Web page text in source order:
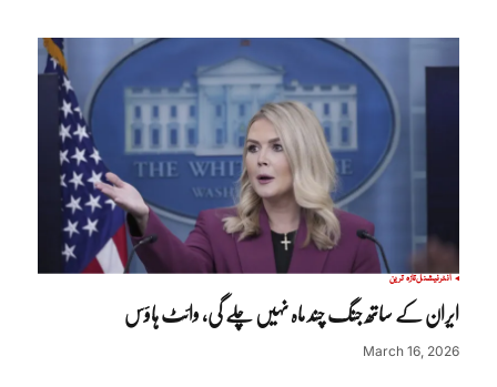
انٹرنیشنلتازہ ترین
ایران کے ساتھ جنگ چند ماہ نہیں چلے گی، وائٹ ہاؤس
March 16, 2026